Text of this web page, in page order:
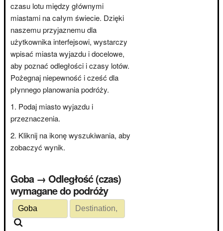
czasu lotu między głównymi
miastami na całym świecie. Dzięki
naszemu przyjaznemu dla
użytkownika interfejsowi, wystarczy
wpisać miasta wyjazdu i docelowe,
aby poznać odległości i czasy lotów.
Pożegnaj niepewność i cześć dla
płynnego planowania podróży.
Podaj miasto wyjazdu i
przeznaczenia.
Kliknij na ikonę wyszukiwania, aby
zobaczyć wynik.
Goba → Odległość (czas)
wymagane do podróży